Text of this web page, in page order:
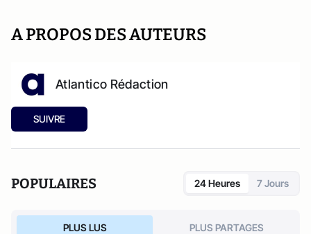
A PROPOS DES AUTEURS
Atlantico Rédaction
SUIVRE
POPULAIRES 24 Heures 7 Jours
PLUS LUS PLUS PARTAGES